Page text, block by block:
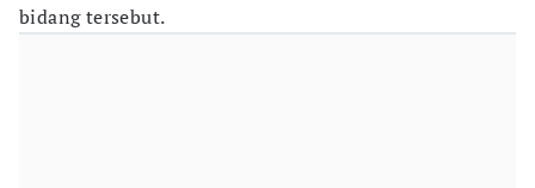
bidang tersebut.